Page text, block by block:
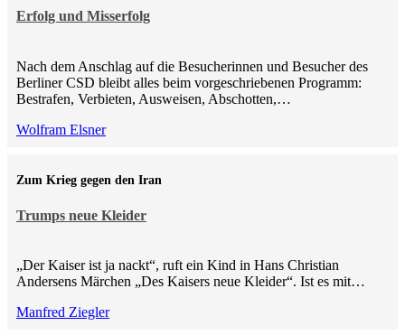
Erfolg und Misserfolg
Nach dem Anschlag auf die Besucherinnen und Besucher des
Berliner CSD bleibt alles beim vorgeschriebenen Programm:
Bestrafen, Verbieten, Ausweisen, Abschotten,…
Wolfram Elsner
Trumps neue Kleider
Zum Krieg gegen den Iran
„Der Kaiser ist ja nackt“, ruft ein Kind in Hans Christian
Andersens Märchen „Des Kaisers neue Kleider“. Ist es mit…
Manfred Ziegler